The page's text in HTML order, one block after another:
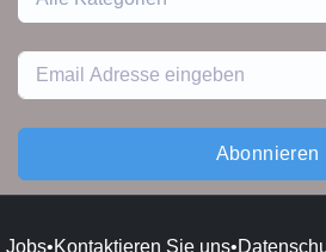
Abonnieren
Jobs•Kontaktieren Sie uns•